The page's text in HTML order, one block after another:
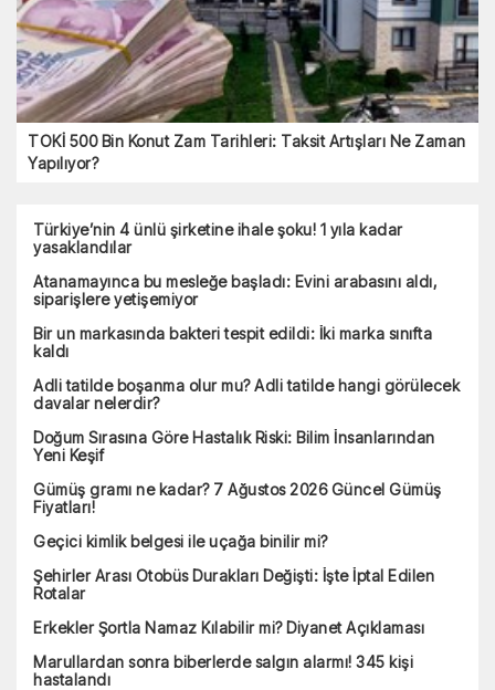
TOKİ 500 Bin Konut Zam Tarihleri: Taksit Artışları Ne Zaman
Yapılıyor?
Türkiye’nin 4 ünlü şirketine ihale şoku! 1 yıla kadar
yasaklandılar
Atanamayınca bu mesleğe başladı: Evini arabasını aldı,
siparişlere yetişemiyor
Bir un markasında bakteri tespit edildi: İki marka sınıfta
kaldı
Adli tatilde boşanma olur mu? Adli tatilde hangi görülecek
davalar nelerdir?
Doğum Sırasına Göre Hastalık Riski: Bilim İnsanlarından
Yeni Keşif
Gümüş gramı ne kadar? 7 Ağustos 2026 Güncel Gümüş
Fiyatları!
Geçici kimlik belgesi ile uçağa binilir mi?
Şehirler Arası Otobüs Durakları Değişti: İşte İptal Edilen
Rotalar
Erkekler Şortla Namaz Kılabilir mi? Diyanet Açıklaması
Marullardan sonra biberlerde salgın alarmı! 345 kişi
hastalandı